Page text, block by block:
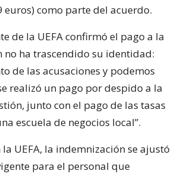
euros) como parte del acuerdo.
de la UEFA confirmó el pago a la
no ha trascendido su identidad:
de las acusaciones y podemos
realizó un pago por despido a la
junto con el pago de las tasas
escuela de negocios local”.
UEFA, la indemnización se ajustó
para el personal que